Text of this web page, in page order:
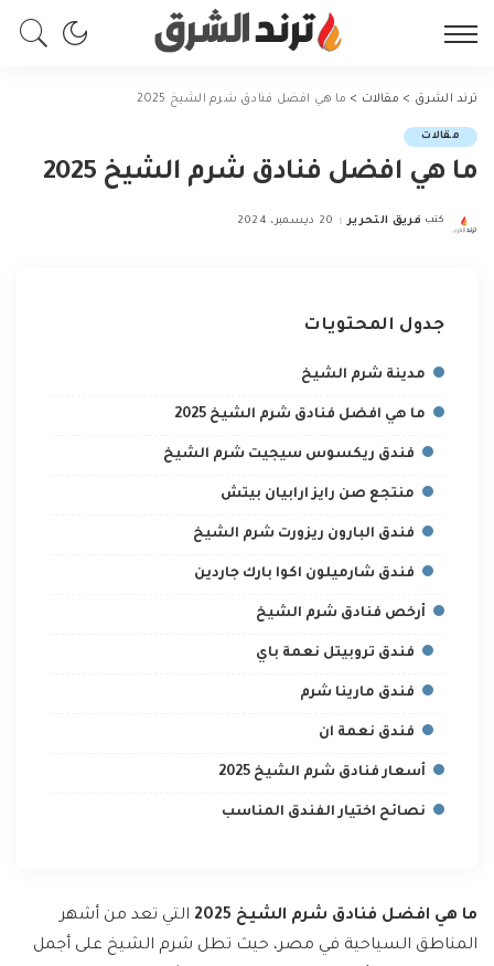
ترند الشرق > مقالات > ما هي افضل فنادق شرم الشيخ 2025
مقالات
ما هي افضل فنادق شرم الشيخ 2025
Posted
كتب فريق التحرير 20 ديسمبر، 2024
جدول المحتويات
مدينة شرم الشيخ
ما هي افضل فنادق شرم الشيخ 2025
فندق ريكسوس سيجيت شرم الشيخ
منتجع صن رايز ارابيان بيتش
فندق البارون ريزورت شرم الشيخ
فندق شارميلون اكوا بارك جاردين
أرخص فنادق شرم الشيخ
فندق تروبيتل نعمة باي
فندق مارينا شرم
فندق نعمة ان
أسعار فنادق شرم الشيخ 2025
نصائح اختيار الفندق المناسب
ما هي افضل فنادق شرم الشيخ 2025
التي تعد من أشهر
المناطق السياحية في مصر، حيث تطل شرم الشيخ على أجمل